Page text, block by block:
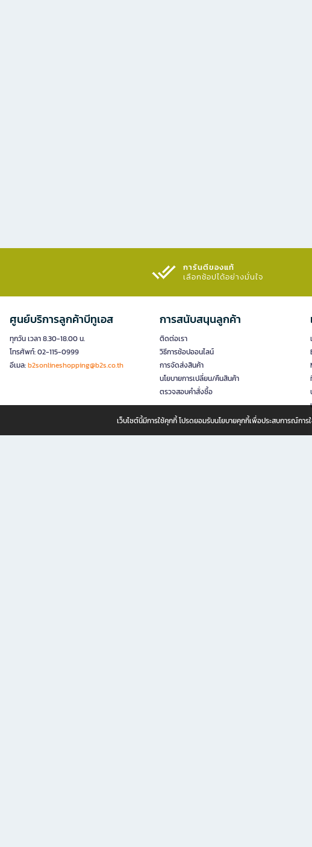
การันตีของแท้
เลือกช้อปได้อย่างมั่นใจ​
ศูนย์บริการลูกค้าบีทูเอส
ทุกวัน เวลา 8.30-18.00 น.
โทรศัพท์: 02-115-0999
อีเมล:b2sonlineshopping@b2s.co.th
การสนับสนุนลูกค้า
ติดต่อเรา
วิธีการช้อปออนไลน์
การจัดส่งสินค้า
นโยบายการเปลี่ยน/คืนสินค้า
ตรวจสอบคำสั่งซื้อ
เว็บไซต์นี้มีการใช้คุกกี้ โปรดยอมรับนโยบายคุกกี้เพื่อประสบการณ์ก